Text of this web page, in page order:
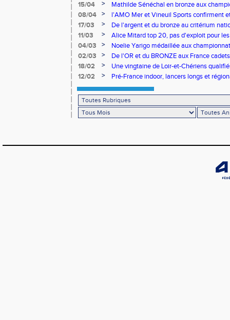
Romorantin en N2B
15/04 >
Mathilde Sénéchal en bronze aux
08/04
>
l'AMO Mer et Vineuil Sports confirment
benjamins
17/03 >
De l'argent et du bronze au critérium
11/03
>
Alice Mitard top 20, pas d'exploit pour
04/03
>
Noelie Yarigo médaillée aux
02/03
>
De l'OR et du BRONZE aux France
18/02
>
Une vingtaine de Loir-et-Chériens
12/02
> Pré-France indoor, lancers longs et